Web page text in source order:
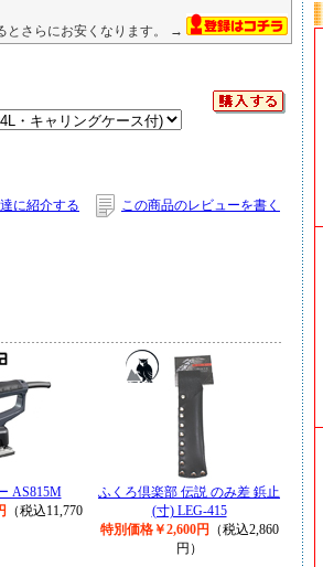
とさらにお安くなります。 →
に紹介する この商品のレビューを書く
AS815M
（税込11,770
ふくろ倶楽部 伝説 のみ差 鋲止
(寸) LEG-415
特別価格￥2,600円
（税込2,860
円）